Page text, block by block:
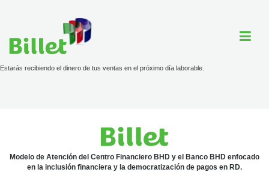
Ayuda
Estarás recibiendo el dinero de tus ventas en el próximo día laborable.
Modelo de Atención del Centro Financiero BHD y el Banco BHD enfocado
en la inclusión financiera y la democratización de pagos en RD.